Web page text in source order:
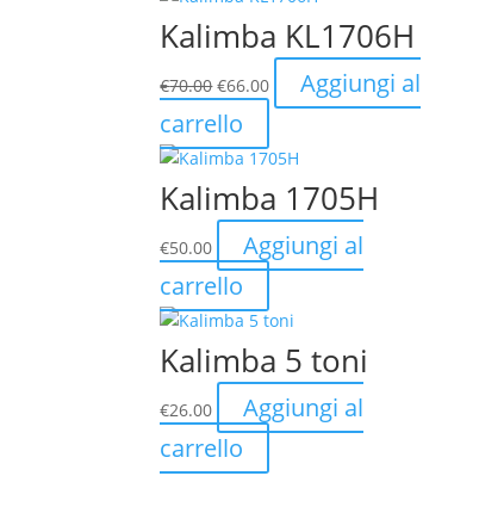
Kalimba KL1706H
€70.00 Il
prezzo
originale
era:
€70.00.
€66.00
prezzo
è:
€66.00.
Aggiungi al
carrello
Kalimba 1705H
€50.00
Aggiungi al
carrello
Kalimba 5 toni
€26.00
Aggiungi al
carrello